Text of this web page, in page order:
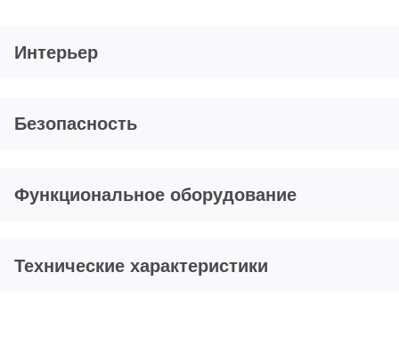
Интерьер
Безопасность
Функциональное оборудование
Технические характеристики